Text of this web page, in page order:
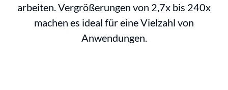
arbeiten. Vergrößerungen von 2,7x bis 240x
machen es ideal für eine Vielzahl von
Anwendungen.